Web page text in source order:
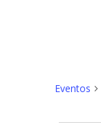
Eventos